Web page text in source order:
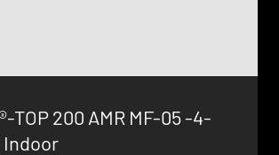
TOP 200 AMR MF-05 -4-
Indoor